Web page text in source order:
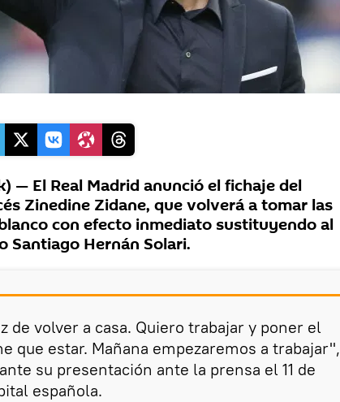
— El Real Madrid anunció el fichaje del
Zinedine Zidane, que volverá a tomar las
con efecto inmediato sustituyendo al
Santiago Hernán Solari.
de volver a casa. Quiero trabajar y poner el
que estar. Mañana empezaremos a trabajar",
su presentación ante la prensa el 11 de
española.